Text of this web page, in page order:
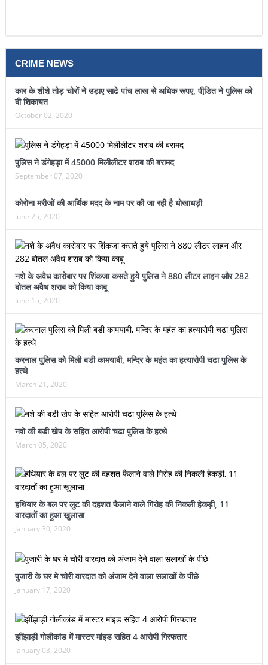
CRIME NEWS
कार के शीशे तोड़ चोरों ने उड़ाए साढे पांच लाख से अधिक रूपए, पीडि़त ने पुलिस को
दी शिकायत
October 02, 2020
पुलिस ने डंगेहड़ा में 45000 मिलीलीटर शराब की बरामद
September 07, 2020
कोरोना मरीजों की आर्थिक मदद के नाम पर की जा रही है धोखाधड़ी
June 25, 2020
नशे के अवैध कारोबार पर शिंकजा कसते हुये पुलिस ने 880 लीटर लाहन और 282
बोतल अवैध शराब को किया काबू
June 15, 2020
करनाल पुलिस को मिली बडी कामयाबी, मन्दिर के महंत का हत्यारोपी चढा पुलिस के
हत्थे
March 21, 2020
नशे की बडी खेप के सहित आरोपी चढा पुलिस के हत्थे
March 05, 2020
हथियार के बल पर लुट की दहशत फैलाने वाले गिरोह की निकली हेकड़ी, 11
वारदातों का हुआ खुलासा
January 30, 2020
पुजारी के घर मे चोरी वारदात को अंजाम देने वाला सलाखों के पीछे
January 17, 2020
झींझाड़ी गोलीकांड में मास्टर मांइड सहित 4 आरोपी गिरफतार
January 03, 2020